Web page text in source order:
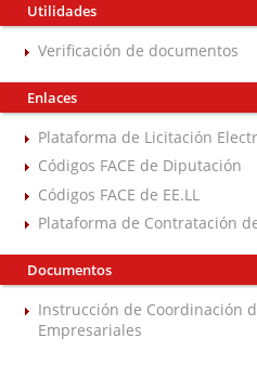
Utilidades
Verificación de documentos
Enlaces
Plataforma de Licitación
Códigos FACE de Diputación
Códigos FACE de EE.LL
Plataforma de Contratación
Documentos
Instrucción de Coordinación
Empresariales